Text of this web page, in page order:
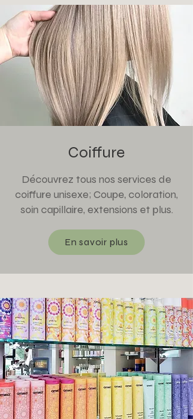
Coiffure
Découvrez tous nos services de
coiffure unisexe; Coupe, coloration,
soin capillaire, extensions et plus.
En savoir plus